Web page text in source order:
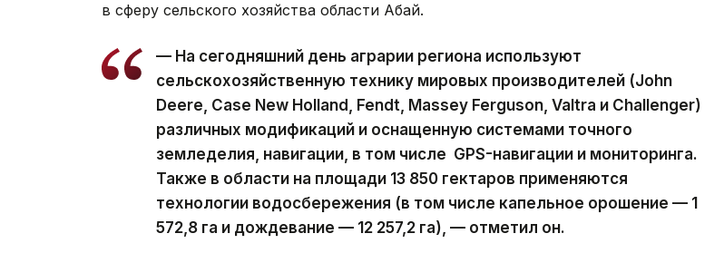
в сферу сельского хозяйства области Абай.
— На сегодняшний день аграрии региона используют
сельскохозяйственную технику мировых производителей (John
Deere, Case New Holland, Fendt, Massey Ferguson, Valtra и Challenger)
различных модификаций и оснащенную системами точного
земледелия, навигации, в том числе GPS-навигации и мониторинга.
Также в области на площади 13 850 гектаров применяются
технологии водосбережения (в том числе капельное орошение — 1
572,8 га и дождевание — 12 257,2 га), — отметил он.